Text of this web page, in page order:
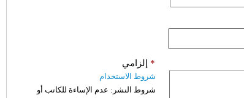
إلزامي *
شروط الاستخدام
شروط النشر: عدم الإساءة للكاتب أو